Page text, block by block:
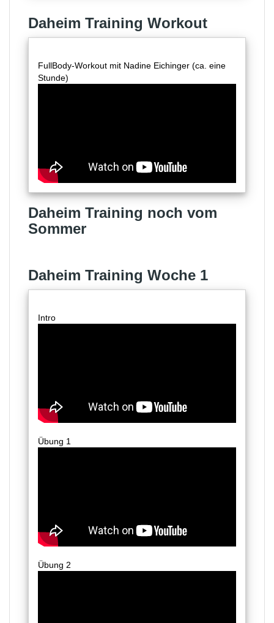
Daheim Training Workout
FullBody-Workout mit Nadine Eichinger (ca. eine
Stunde)
Daheim Training noch vom
Sommer
Daheim Training Woche 1
Intro
Übung 1
Übung 2